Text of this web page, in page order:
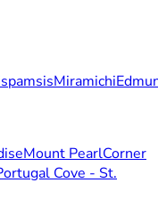
Miramichi
Mount PearlCorner
Cove - St.